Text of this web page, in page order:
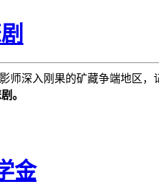
师深入刚果的矿藏争端地区
。
金